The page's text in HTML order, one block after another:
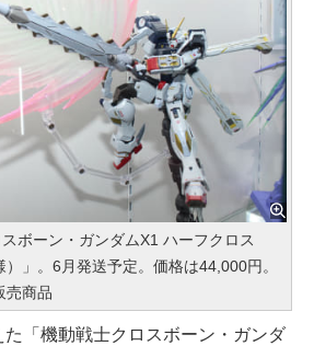
スボーン・ガンダムX1 ハーフクロス
）」。6月発送予定。価格は44,000円。
売商品
「機動戦士クロスボーン・ガンダ